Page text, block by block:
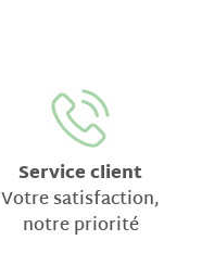
Service client
Votre satisfaction,
notre priorité